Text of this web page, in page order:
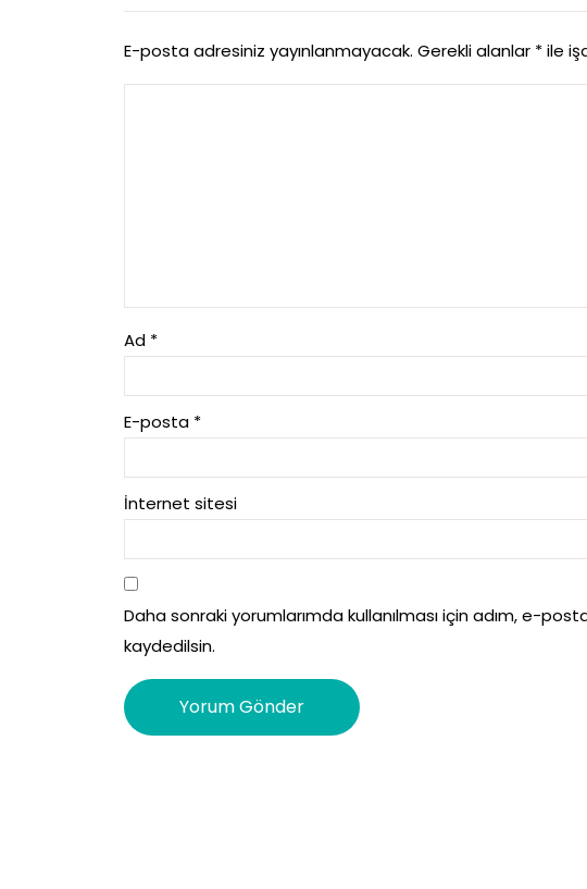
E-posta adresiniz yayınlanmayacak. Gerekli alanlar *ile
Ad *
E-posta *
İnternet sitesi
Daha sonraki yorumlarımda kullanılması için adım, e-
kaydedilsin.